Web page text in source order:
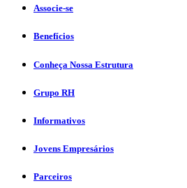
Associe-se
Benefícios
Conheça Nossa Estrutura
Grupo RH
Informativos
Jovens Empresários
Parceiros